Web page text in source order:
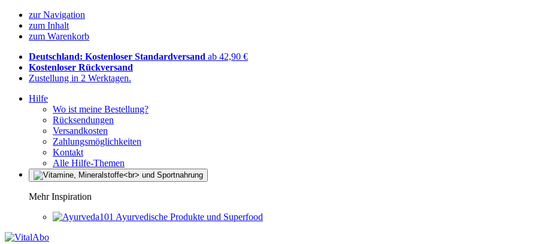
zur Navigation
zum Inhalt
zum Warenkorb
Deutschland: Kostenloser Standardversand ab 42,90 €
Kostenloser Rückversand
Zustellung in 2 Werktagen.
Hilfe
Wo ist meine Bestellung?
Rücksendungen
Versandkosten
Zahlungsmöglichkeiten
Kontakt
Alle Hilfe-Themen
Mehr Inspiration
Ayurvedische Produkte und Superfood